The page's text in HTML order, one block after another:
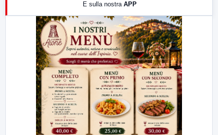
LabNews (replica)
E sulla nostra APP